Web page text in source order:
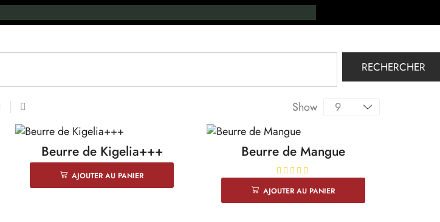
RECHERCHER
Show
Beurre de Kigelia+++
AJOUTER AU PANIER
Beurre de Mangue
AJOUTER AU PANIER